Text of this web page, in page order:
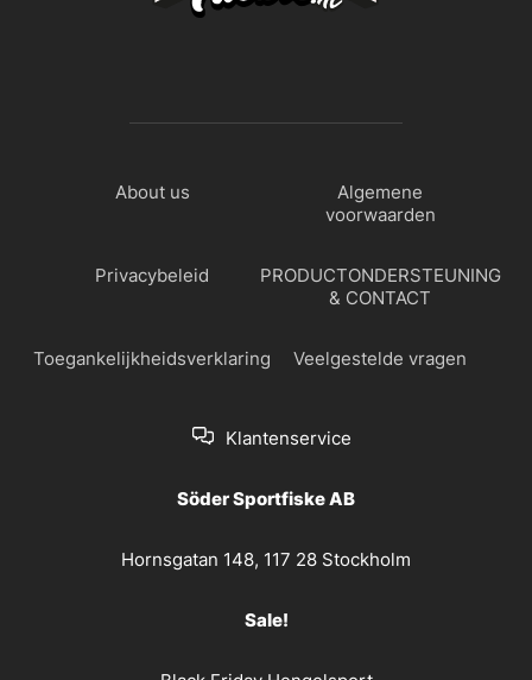
About us
Algemene
voorwaarden
Privacybeleid
PRODUCTONDERSTEUNING
& CONTACT
Toegankelijkheidsverklaring Veelgestelde vragen
Klantenservice
Söder Sportfiske AB
Hornsgatan 148, 117 28 Stockholm
Sale!